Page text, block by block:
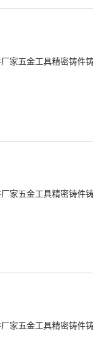
家五金工具精密铸件
家五金工具精密铸件
家五金工具精密铸件